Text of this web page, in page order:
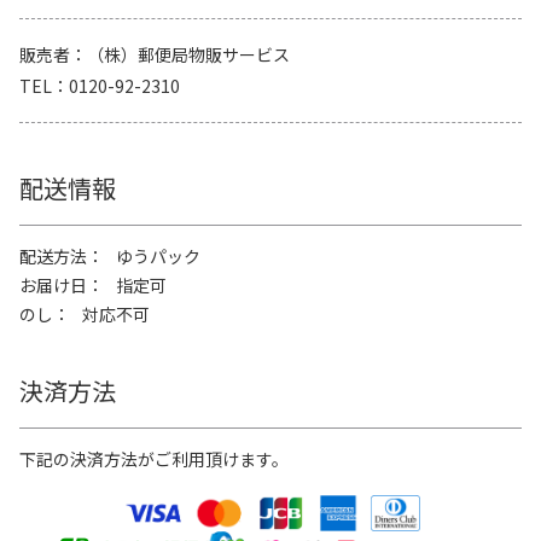
販売者
（株）郵便局物販サービス
TEL
0120-92-2310
配送情報
配送方法
ゆうパック
お届け日
指定可
のし
対応不可
決済方法
下記の決済方法がご利用頂けます。